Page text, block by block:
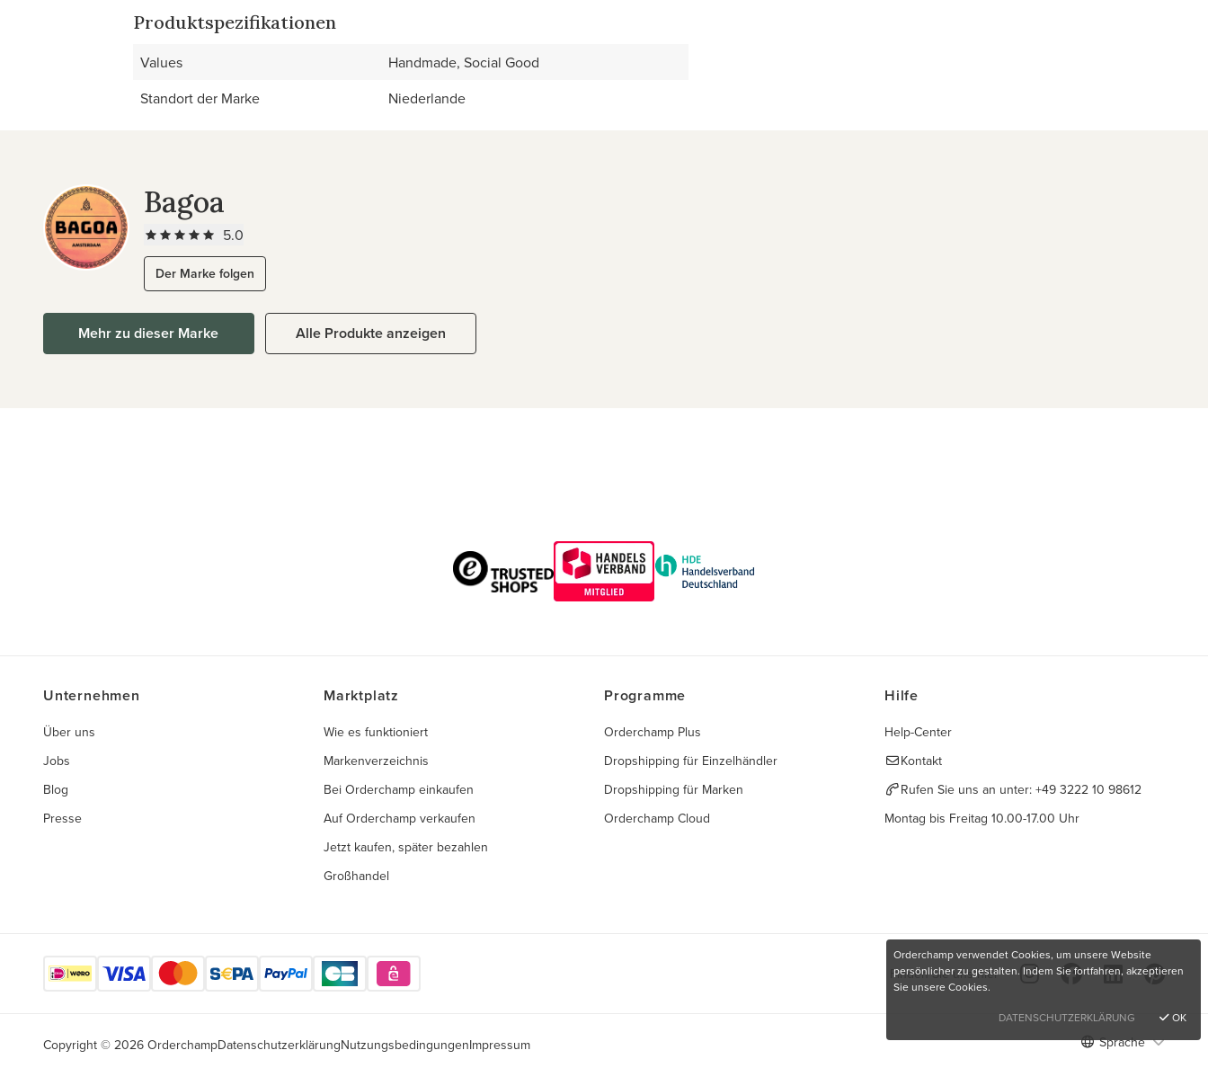
Produktspezifikationen
Values
Handmade, Social Good
Standort der Marke
Niederlande
Bagoa
5.0
Der Marke folgen
Mehr zu dieser Marke Alle Produkte anzeigen
Unternehmen
Über uns
Jobs
Blog
Presse
Marktplatz
Wie es funktioniert
Markenverzeichnis
Bei Orderchamp einkaufen
Auf Orderchamp verkaufen
Jetzt kaufen, später bezahlen
Großhandel
Programme
Orderchamp Plus
Dropshipping für Einzelhändler
Dropshipping für Marken
Orderchamp Cloud
Hilfe
Help-Center
Kontakt
Rufen Sie uns an unter: +49 3222 10 98612
Montag bis Freitag 10.00-17.00 Uhr
Finden Sie uns hier
Copyright © 2026 OrderchampDatenschutzerklärungNutzungsbedingungenImpressum Sprache
Orderchamp verwendet Cookies, um unsere Website
persönlicher zu gestalten. Indem Sie fortfahren, akzeptieren
Sie unsere Cookies.
DATENSCHUTZERKLÄRUNG
OK